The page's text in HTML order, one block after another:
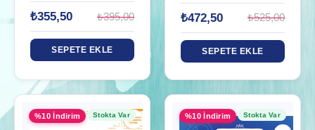
₺355,50 ₺395,00
SEPETE EKLE
Fasikülleri
₺472,50 ₺525,00
SEPETE EKLE
%10 İndirim Stokta Var %10 İndirim Stokta Var